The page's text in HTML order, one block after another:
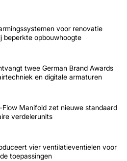
voor renovatie
beperkte opbouwhoogte
twee German Brand Awards
en digitale armaturen
Flow Manifold zet nieuwe standaard
verdelerunits
vier ventilatieventielen voor
toepassingen